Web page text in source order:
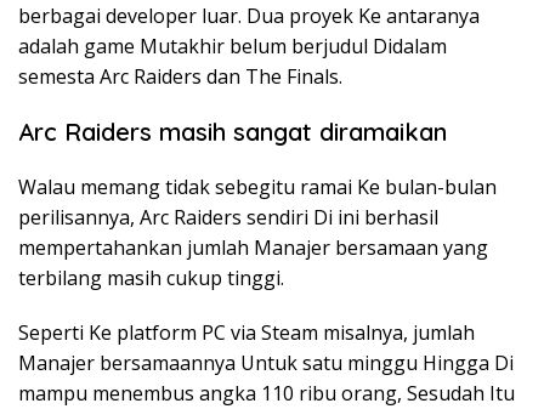
berbagai developer luar. Dua proyek Ke antaranya
adalah game Mutakhir belum berjudul Didalam
semesta Arc Raiders dan The Finals.
Arc Raiders masih sangat diramaikan
Walau memang tidak sebegitu ramai Ke bulan-bulan
perilisannya, Arc Raiders sendiri Di ini berhasil
mempertahankan jumlah Manajer bersamaan yang
terbilang masih cukup tinggi.
Seperti Ke platform PC via Steam misalnya, jumlah
Manajer bersamaannya Untuk satu minggu Hingga Di
mampu menembus angka 110 ribu orang, Sesudah Itu